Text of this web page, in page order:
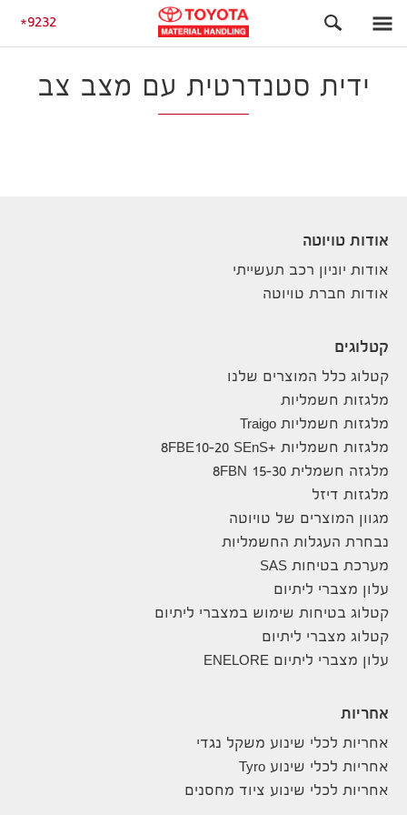
9232 התחלה
ידית סטנדרטית עם מצב צב
אודות טויוטה
אודות יוניון רכב תעשייתי
אודות חברת טויוטה
קטלוגים
קטלוג כלל המוצרים שלנו
מלגזות חשמליות
מלגזות חשמליות Traigo
מלגזות חשמליות +8FBE10-20 SEnS
מלגזה חשמלית 8FBN 15-30
מלגזות דיזל
מגוון המוצרים של טויוטה
נבחרת העגלות החשמליות
מערכת בטיחות SAS
עלון מצברי ליתיום
קטלוג בטיחות שימוש במצברי ליתיום
קטלוג מצברי ליתיום
עלון מצברי ליתיום ENELORE
אחריות
אחריות לכלי שינוע משקל נגדי
אחריות לכלי שינוע Tyro
אחריות לכלי שינוע ציוד מחסנים